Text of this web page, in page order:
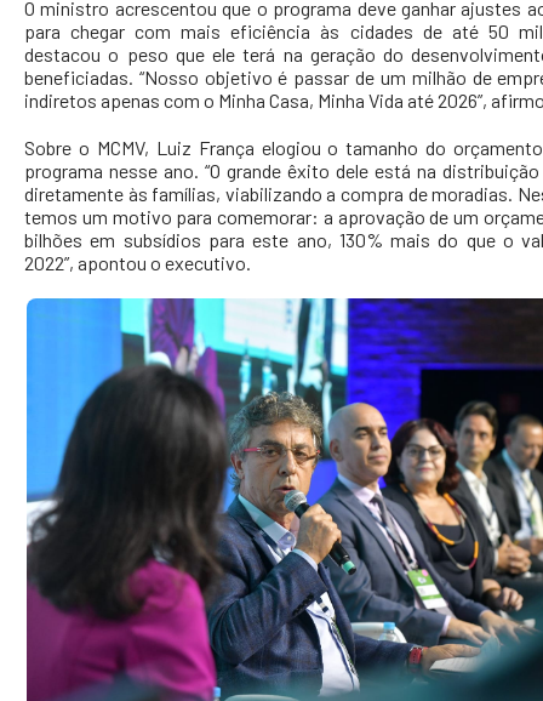
O ministro acrescentou que o programa deve ganhar ajustes
para chegar com mais eficiência às cidades de até 50
destacou o peso que ele terá na geração do
beneficiadas. “Nosso objetivo é passar de um milhão de
indiretos apenas com o Minha Casa, Minha Vida até 2026”,
Sobre o MCMV, Luiz França elogiou o tamanho do
programa nesse ano. “O grande êxito dele está na
diretamente às famílias, viabilizando a compra de moradias.
temos um motivo para comemorar: a aprovação de um
bilhões em subsídios para este ano, 130% mais do que o
2022”, apontou o executivo.